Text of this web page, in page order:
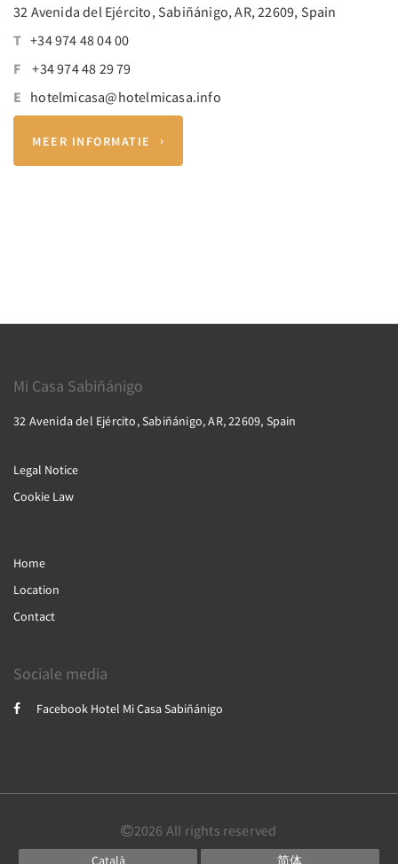
32 Avenida del Ejército, Sabiñánigo, AR, 22609, Spain
T +34 974 48 04 00
F
+34 974 48 29 79
E hotelmicasa@hotelmicasa.info
MEER INFORMATIE
Mi Casa Sabiñánigo
32 Avenida del Ejército, Sabiñánigo, AR, 22609, Spain
Legal Notice
Cookie Law
Home
Location
Contact
Sociale media
Facebook Hotel Mi Casa Sabiñánigo
2026 All rights reserved
Català 简体